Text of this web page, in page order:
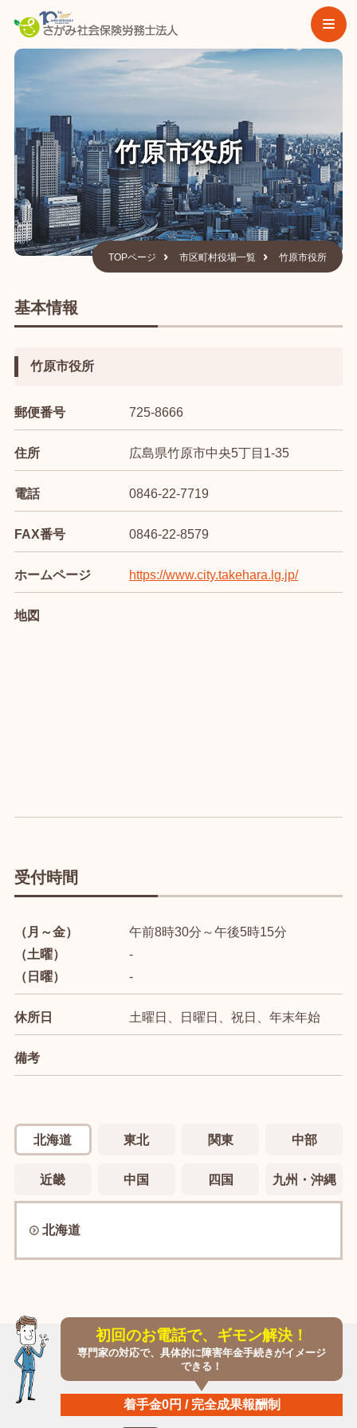
竹原市役所
TOPページ 市区町村役場一覧 竹原市役所
基本情報
竹原市役所
郵便番号 725-8666
住所 広島県竹原市中央5丁目1-35
電話 0846-22-7719
FAX番号 0846-22-8579
ホームページ https://www.city.takehara.lg.jp/
地図
受付時間
（月～金）
（土曜）
（日曜）
午前8時30分～午後5時15分
-
-
休所日 土曜日、日曜日、祝日、年末年始
備考
北海道 東北 関東 中部
近畿 中国 四国 九州・沖縄
北海道
初回のお電話で、ギモン解決！
専門家の対応で、具体的に障害年金手続きがイメージ
できる！
着手金0円 / 完全成果報酬制